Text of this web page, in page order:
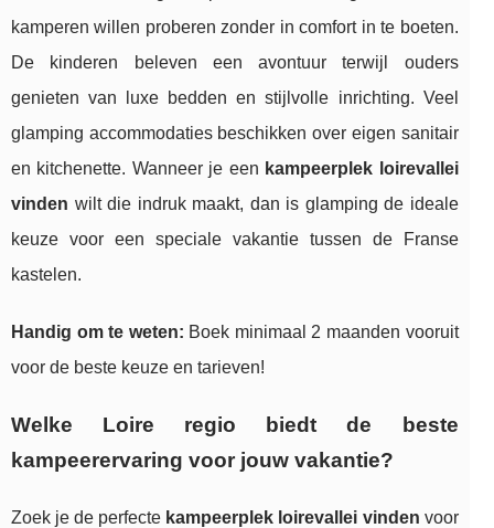
kamperen willen proberen zonder in comfort in te boeten.
De kinderen beleven een avontuur terwijl ouders
genieten van luxe bedden en stijlvolle inrichting. Veel
glamping accommodaties beschikken over eigen sanitair
en kitchenette. Wanneer je een kampeerplek loirevallei
vinden wilt die indruk maakt, dan is glamping de ideale
keuze voor een speciale vakantie tussen de Franse
kastelen.
Handig om te weten: Boek minimaal 2 maanden vooruit
voor de beste keuze en tarieven!
Welke Loire regio biedt de beste
kampeerervaring voor jouw vakantie?
Zoek je de perfecte kampeerplek loirevallei vinden voor